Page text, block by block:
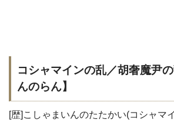
コシャマインの乱／胡奢魔尹
んのらん】
[歴]こしゃまいんのたたかい(コシャマ